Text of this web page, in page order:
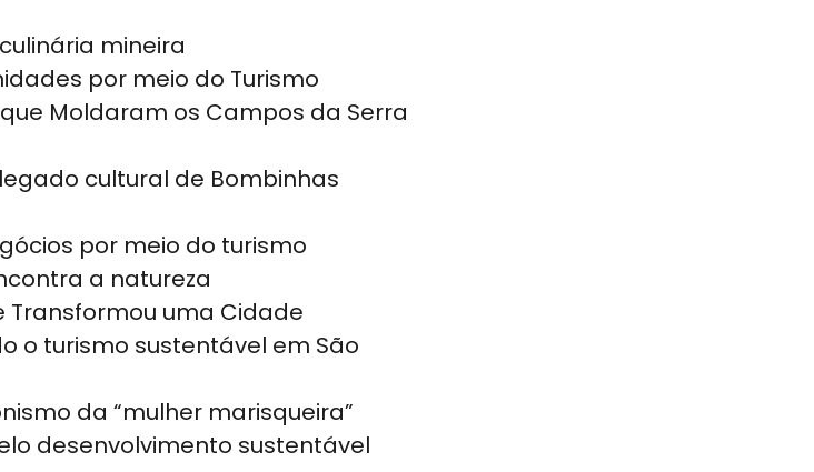
mineira
por meio do Turismo
Moldaram os Campos da Serra
cultural de Bombinhas
por meio do turismo
a natureza
Transformou uma Cidade
o turismo sustentável em São
da “mulher marisqueira”
desenvolvimento sustentável